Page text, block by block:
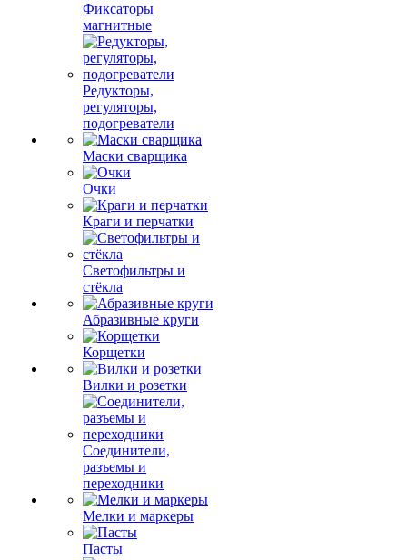
Фиксаторы
магнитные
Редукторы,
регуляторы,
подогреватели
Маски сварщика
Очки
Краги и перчатки
Светофильтры и
стёкла
Абразивные круги
Корщетки
Вилки и розетки
Соединители,
разъемы и
переходники
Мелки и маркеры
Пасты